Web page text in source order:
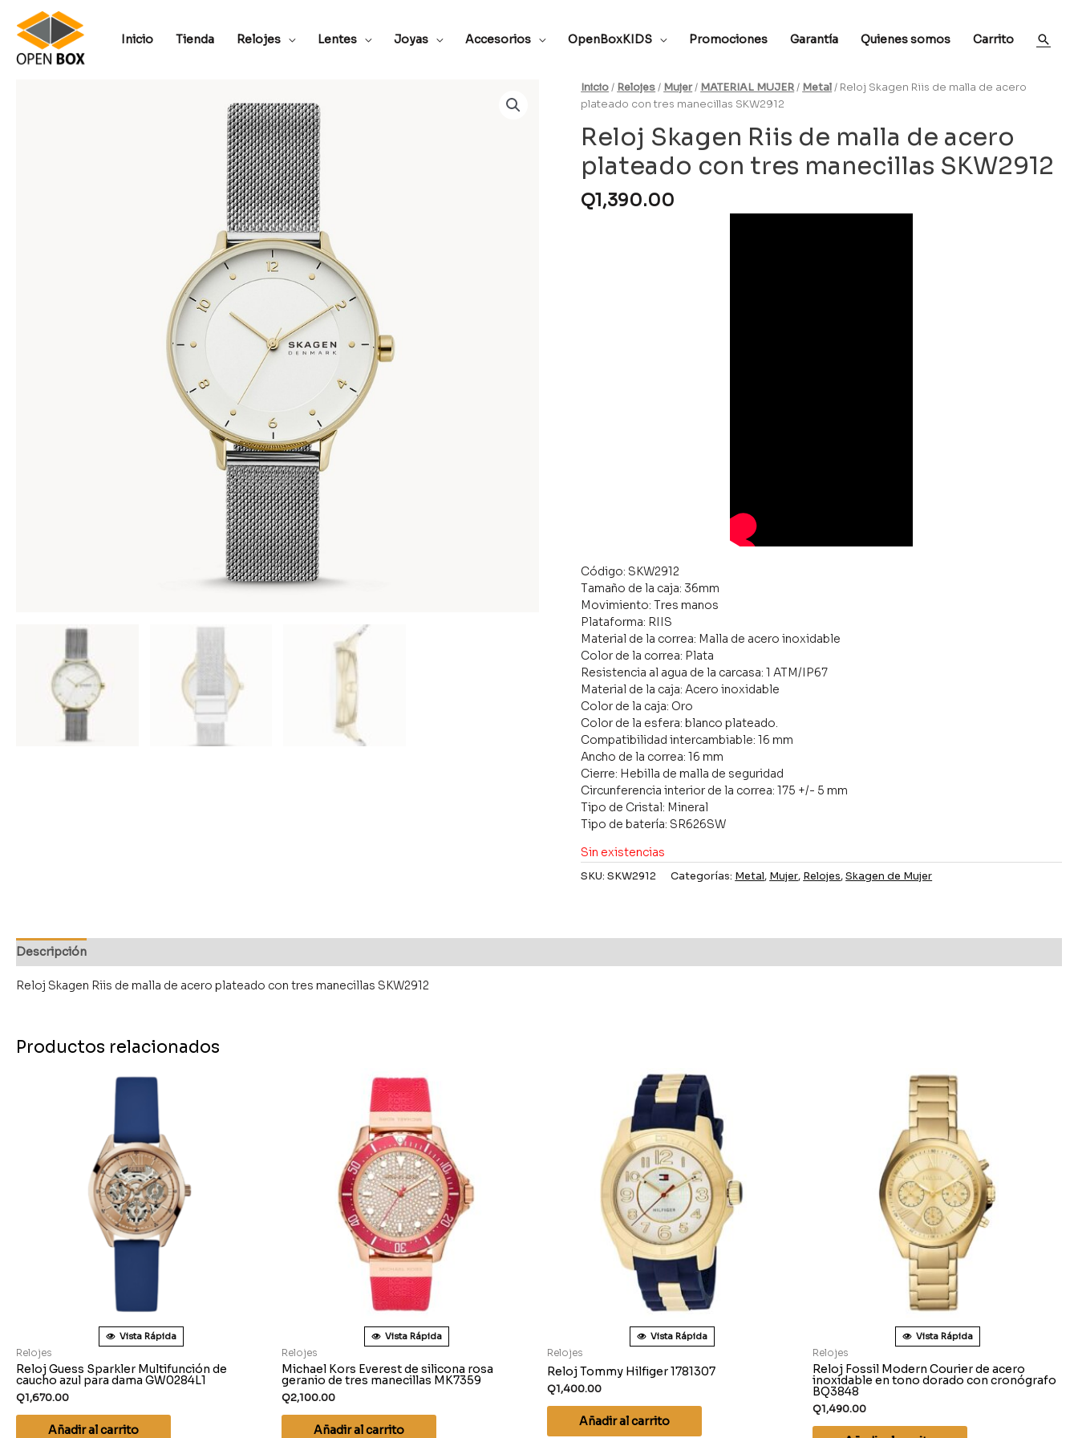
Inicio Tienda Relojes Lentes Joyas Accesorios OpenBoxKIDS Promociones Garantía Quienes somos Carrito
Inicio/ Relojes/ Mujer/ MATERIAL MUJER/ Metal/ Reloj Skagen Riis de malla de acero
plateado con tres manecillas SKW2912
Reloj Skagen Riis de malla de acero
plateado con tres manecillas SKW2912
Q1,390.00
Código: SKW2912
Tamaño de la caja: 36mm
Movimiento: Tres manos
Plataforma: RIIS
Material de la correa: Malla de acero inoxidable
Color de la correa: Plata
Resistencia al agua de la carcasa: 1 ATM/IP67
Material de la caja: Acero inoxidable
Color de la caja: Oro
Color de la esfera: blanco plateado.
Compatibilidad intercambiable: 16 mm
Ancho de la correa: 16 mm
Cierre: Hebilla de malla de seguridad
Circunferencia interior de la correa: 175 +/- 5 mm
Tipo de Cristal: Mineral
Tipo de batería: SR626SW
Sin existencias
SKU:SKW2912 Categorías: Metal, Mujer, Relojes,Skagen de Mujer
Descripción
Reloj Skagen Riis de malla de acero plateado con tres manecillas SKW2912
Productos relacionados
Vista Rápida
Relojes
Reloj Guess Sparkler Multifunción de
caucho azul para dama GW0284L1
Q1,670.00
Añadir al carrito
Vista Rápida
Relojes
Michael Kors Everest de silicona rosa
geranio de tres manecillas MK7359
Q2,100.00
Añadir al carrito
Vista Rápida
Relojes
Reloj Tommy Hilfiger 1781307
Q1,400.00
Añadir al carrito
Vista Rápida
Relojes
Reloj Fossil Modern Courier de acero
inoxidable en tono dorado con cronógrafo
BQ3848
Q1,490.00